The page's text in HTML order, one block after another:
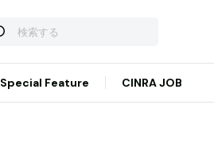
Special Feature CINRA JOB